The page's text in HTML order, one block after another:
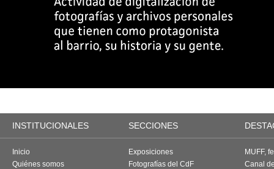
INSTITUCIONALES SECCIONES
Inicio
Quiénes somos
Exposiciones
Fotografías del CdF
MUFF,
Canal